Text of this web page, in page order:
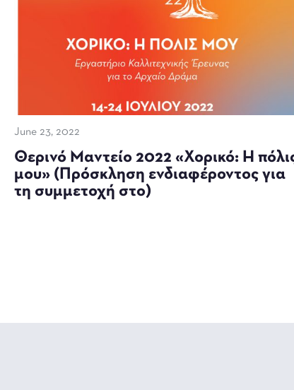
June 23, 2022
Θερινό Μαντείο 2022 «Χορικό: Η
μου» (Πρόσκληση ενδιαφέροντος για
τη συμμετοχή στο)